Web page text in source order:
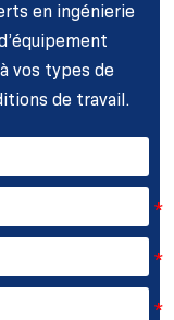
en ingénierie
vos types de
de travail.